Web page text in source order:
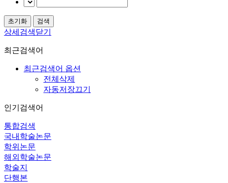
상세검색닫기
최근검색어
최근검색어 옵션
전체삭제
자동저장끄기
인기검색어
통합검색
국내학술논문
학위논문
해외학술논문
학술지
단행본